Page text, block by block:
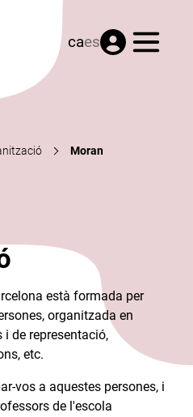
caes Menú
Moran
està formada per
organitzada en
de representació,
etc.​
vos a aquestes persones, i
de l'escola